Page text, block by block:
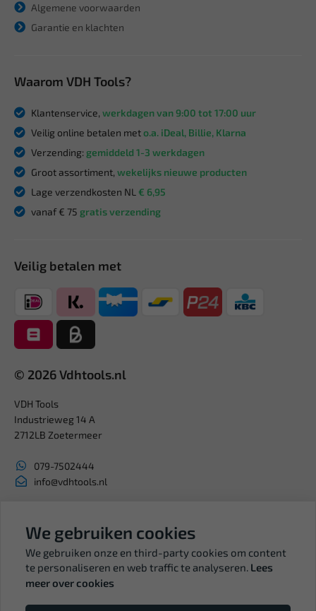
Algemene voorwaarden
Garantie en klachten
Waarom VDH Tools?
Klantenservice, werkdagen van 9:00 tot 17:00 uur
Veilig online betalen meto.a. iDeal, Billie, Klarna
Verzending: gemiddeld 1-3 werkdagen
Groot assortiment, wekelijks nieuwe producten
Lage verzendkosten NL € 6,95
vanaf € 75 gratis verzending
Veilig betalen met
© 2026 Vdhtools.nl
VDH Tools
Industrieweg 14 A
2712LB Zoetermeer
079-7502444
info@vdhtools.nl
BTW: NL819958657B01
We gebruiken cookies
We gebruiken onze en third-party cookies om content
te personaliseren en web traffic te analyseren. Lees
meer over cookies